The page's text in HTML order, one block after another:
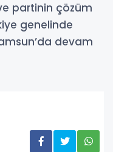
partinin çözüm
genelinde
devam